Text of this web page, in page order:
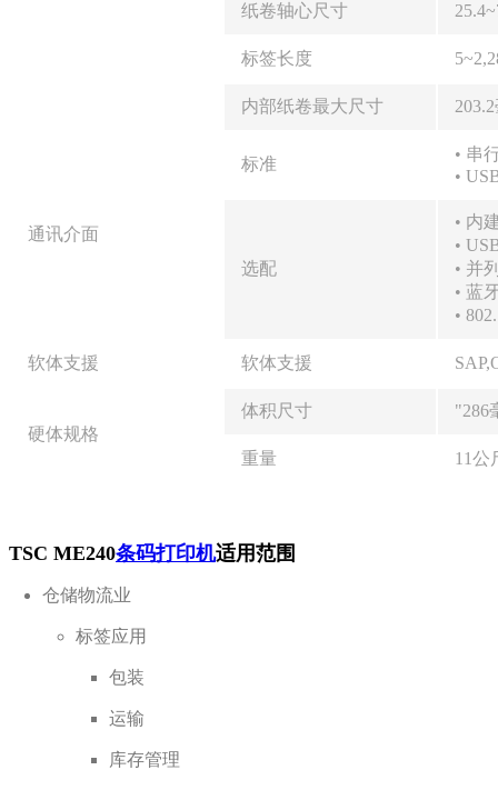
纸卷轴心尺寸
标签长度
内部纸卷最大尺寸
通讯介面
标准
• 串
•
选配
• 内
•
• 并
• 蓝
•
软体支援 软体支援
硬体规格
体积尺寸 "286
重量 11公
TSC ME240条码打印机适用范围
仓储物流业
标签应用
包装
运输
库存管理